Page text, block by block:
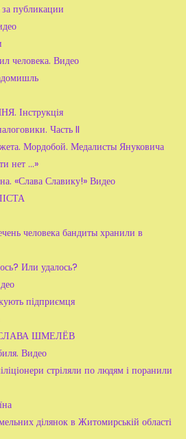
публикации
человека. Видео
Інструкція
Часть II
Мордобой. Медалисты Януковича
нет ...»
«Слава Славику!» Видео
человека бандиты хранили в
Или удалось?
підприємця
ШМЕЛЁВ
Видео
стріляли по людям і поранили
ділянок в Житомирській області